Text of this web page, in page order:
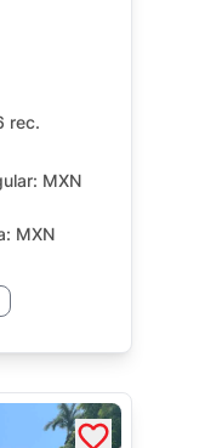
rec.
MXN
MXN